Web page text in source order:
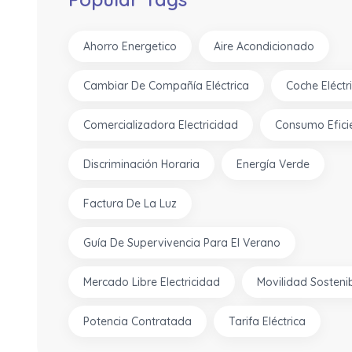
Ahorro Energetico Aire Acondicionado
Cambiar De Compañía Eléctrica Coche
Comercializadora Electricidad Consumo
Discriminación Horaria Energía Verde
Factura De La Luz
Guía De Supervivencia Para El Verano
Mercado Libre Electricidad Movilidad
Potencia Contratada Tarifa Eléctrica